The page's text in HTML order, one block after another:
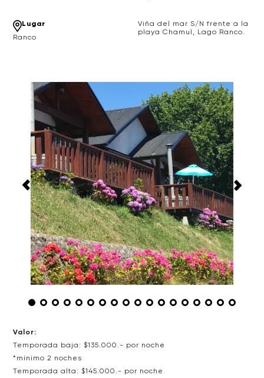
Lugar
Ranco
Viña del mar S/N frente a la
playa Chamul, Lago Ranco.
Valor:
Temporada baja: $135.000.- por noche
*mínimo 2 noches
Temporada alta: $145.000.- por noche